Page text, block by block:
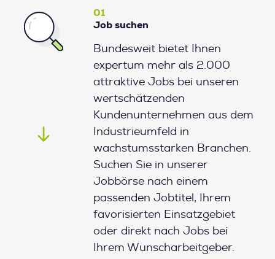
01
Job suchen
Bundesweit bietet Ihnen
expertum mehr als 2.000
attraktive Jobs bei unseren
wertschätzenden
Kundenunternehmen aus dem
Industrieumfeld in
wachstumsstarken Branchen.
Suchen Sie in unserer
Jobbörse nach einem
passenden Jobtitel, Ihrem
favorisierten Einsatzgebiet
oder direkt nach Jobs bei
Ihrem Wunscharbeitgeber.